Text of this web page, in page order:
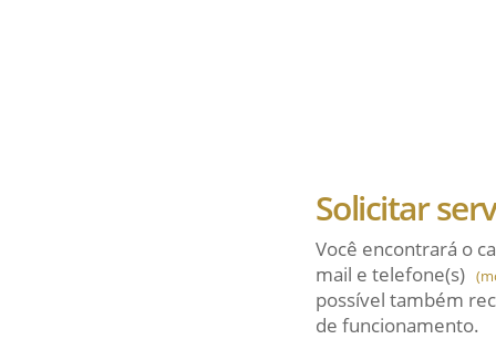
Solicitar
Você encontrará o
mail e telefone(s)
possível também
de funcionamento.